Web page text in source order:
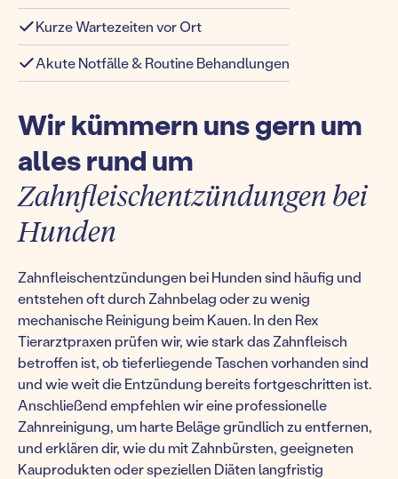
Kurze Wartezeiten vor Ort
Akute Notfälle & Routine Behandlungen
Wir kümmern uns gern um
alles rund um
Zahnfleischentzündungen bei
Hunden
Zahnfleischentzündungen bei Hunden sind häufig und
entstehen oft durch Zahnbelag oder zu wenig
mechanische Reinigung beim Kauen. In den Rex
Tierarztpraxen prüfen wir, wie stark das Zahnfleisch
betroffen ist, ob tieferliegende Taschen vorhanden sind
und wie weit die Entzündung bereits fortgeschritten ist.
Anschließend empfehlen wir eine professionelle
Zahnreinigung, um harte Beläge gründlich zu entfernen,
und erklären dir, wie du mit Zahnbürsten, geeigneten
Kauprodukten oder speziellen Diäten langfristig